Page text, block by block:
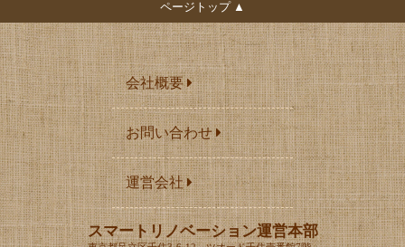
ページトップ ▲
会社概要
お問い合わせ
運営会社
スマートリノベーション運営本部